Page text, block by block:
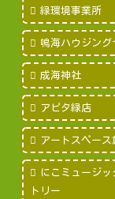
緑環境事業所
鳴海ハウジング
成海神社
アピタ緑店
アートスペース
にこミュージッ
トリー